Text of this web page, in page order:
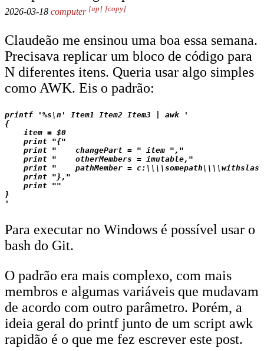
2026-03-18 computer [up] [copy]
Claudeão me ensinou uma boa essa semana.
Precisava replicar um bloco de código para
N diferentes itens. Queria usar algo simples
como AWK. Eis o padrão:
printf '%s\n' Item1 Item2 Item3 | awk '
{
    item = $0
    print "{"
    print "    changePart = " item ","
    print "    otherMembers = imutable,"
print "    pathMember =
    print "},"
    print ""
}
Para executar no Windows é possível usar o
bash do Git.
O padrão era mais complexo, com mais
membros e algumas variáveis que mudavam
de acordo com outro parâmetro. Porém, a
ideia geral do printf junto de um script awk
rapidão é o que me fez escrever este post.